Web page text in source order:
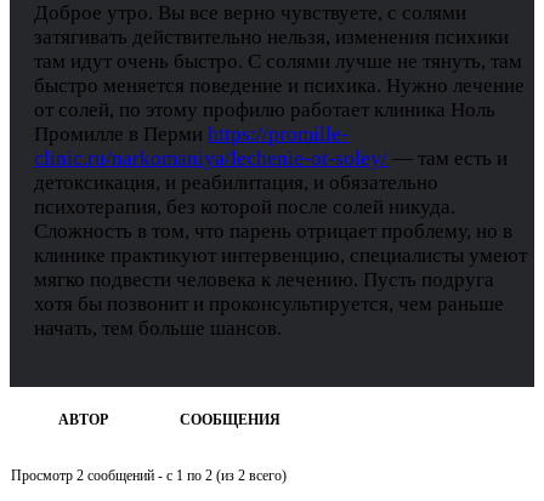
Доброе утро. Вы все верно чувствуете, с солями
затягивать действительно нельзя, изменения психики
там идут очень быстро. С солями лучше не тянуть, там
быстро меняется поведение и психика. Нужно лечение
от солей, по этому профилю работает клиника Ноль
Промилле в Перми https://promille-
clinic.ru/narkomaniya/lechenie-ot-soley/ — там есть и
детоксикация, и реабилитация, и обязательно
психотерапия, без которой после солей никуда.
Сложность в том, что парень отрицает проблему, но в
клинике практикуют интервенцию, специалисты умеют
мягко подвести человека к лечению. Пусть подруга
хотя бы позвонит и проконсультируется, чем раньше
начать, тем больше шансов.
АВТОР СООБЩЕНИЯ
Просмотр 2 сообщений - с 1 по 2 (из 2 всего)